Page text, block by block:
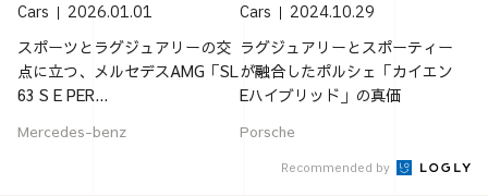
Cars 2026.01.01
スポーツとラグジュアリーの交
点に立つ、メルセデスAMG「SL
63 S E PER...
Mercedes-benz
Cars 2024.10.29
ラグジュアリーとスポーティー
が融合したポルシェ「カイエン
Eハイブリッド」の真価
Porsche
Recommended by